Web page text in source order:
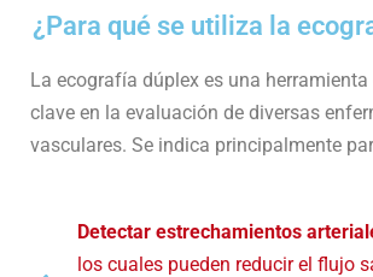
¿Para qué se utiliza la
La ecografía dúplex es una
clave en la evaluación de diversas
vasculares. Se indica principalmente
Detectar estrechamientos
los cuales pueden reducir el flujo